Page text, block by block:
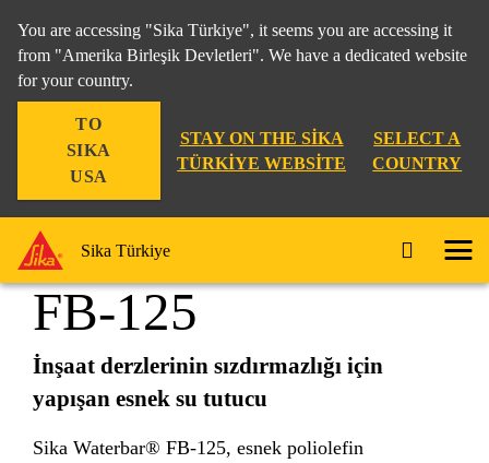
You are accessing "Sika Türkiye", it seems you are accessing it
from "Amerika Birleşik Devletleri". We have a dedicated website
for your country.
TO
SIKA
USA
STAY ON THE SIKA
TÜRKIYE WEBSITE
SELECT A
COUNTRY
Sika Türkiye
Sika Waterbar®
FB-125
İnşaat derzlerinin sızdırmazlığı için
yapışan esnek su tutucu
Sika Waterbar® FB-125, esnek poliolefin